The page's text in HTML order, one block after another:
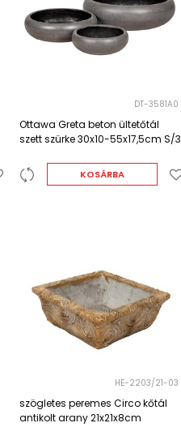
DT-3581A0
Ottawa Greta beton ültetőtál
szett szürke 30x10-55x17,5cm S/3
KOSÁRBA
HE-2203/21-03
szögletes peremes Circo kőtál
antikolt arany 21x21x8cm